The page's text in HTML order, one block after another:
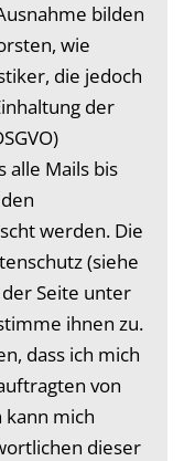
bilden
wie
die jedoch
der
alle Mails bis
werden. Die
(siehe
Seite unter
ihnen zu.
dass ich mich
von
kann mich
dieser